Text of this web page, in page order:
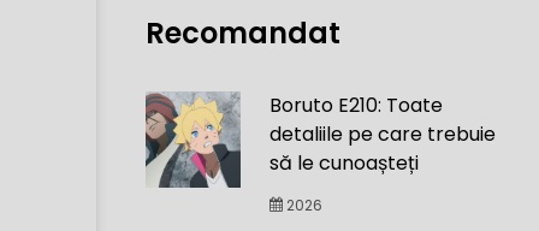
Recomandat
Boruto E210: Toate
detaliile pe care trebuie
să le cunoașteți
2026